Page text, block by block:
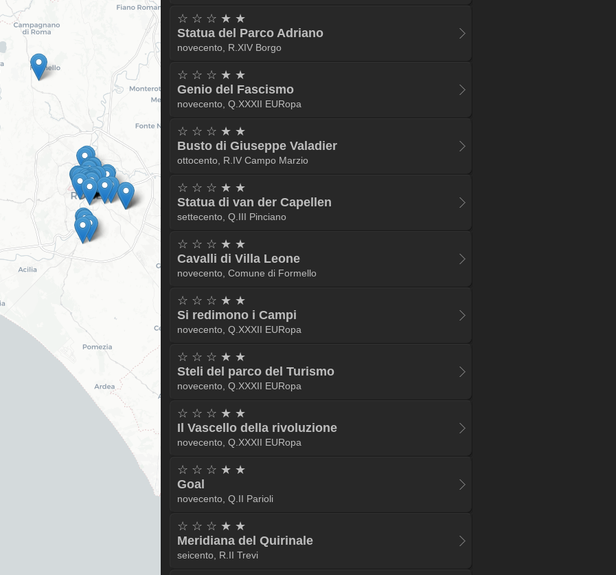
☆ ☆ ☆ ★ ★
Statua del Parco Adriano
novecento, R.XIV Borgo
☆ ☆ ☆ ★ ★
Genio del Fascismo
novecento, Q.XXXII EURopa
☆ ☆ ☆ ★ ★
Busto di Giuseppe Valadier
ottocento, R.IV Campo Marzio
☆ ☆ ☆ ★ ★
Statua di van der Capellen
settecento, Q.III Pinciano
☆ ☆ ☆ ★ ★
Cavalli di Villa Leone
novecento, Comune di Formello
☆ ☆ ☆ ★ ★
Si redimono i Campi
novecento, Q.XXXII EURopa
☆ ☆ ☆ ★ ★
Steli del parco del Turismo
novecento, Q.XXXII EURopa
☆ ☆ ☆ ★ ★
Il Vascello della rivoluzione
novecento, Q.XXXII EURopa
☆ ☆ ☆ ★ ★
Goal
novecento, Q.II Parioli
☆ ☆ ☆ ★ ★
Meridiana del Quirinale
seicento, R.II Trevi